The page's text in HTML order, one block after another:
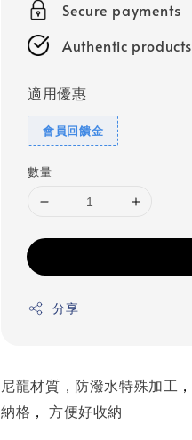
Secure payments
Authentic products
適用優惠
會員回饋金
數量
分享
尼龍材質，防潑水特殊加工 ，
納格 ， 方便好收納